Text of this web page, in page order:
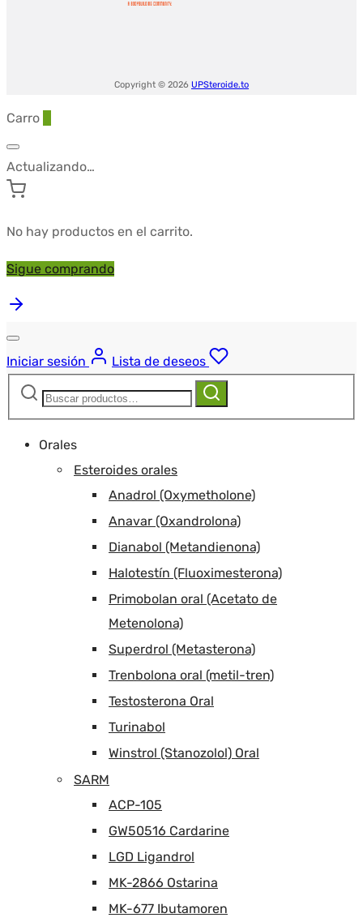
Copyright © 2026 UPSteroide.to
Carro
Actualizando…
No hay productos en el carrito.
Sigue comprando
Iniciar sesión
Lista de deseos
Buscar:
Buscar
Orales
Esteroides orales
Anadrol (Oxymetholone)
Anavar (Oxandrolona)
Dianabol (Metandienona)
Halotestín (Fluoximesterona)
Primobolan oral (Acetato de
Metenolona)
Superdrol (Metasterona)
Trenbolona oral (metil-tren)
Testosterona Oral
Turinabol
Winstrol (Stanozolol) Oral
SARM
ACP-105
GW50516 Cardarine
LGD Ligandrol
MK-2866 Ostarina
MK-677 Ibutamoren